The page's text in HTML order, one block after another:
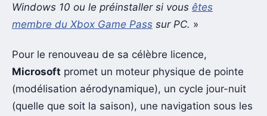
Windows 10 ou le préinstaller si vous êtes
membre du Xbox Game Pass sur PC. »
Pour le renouveau de sa célèbre licence,
Microsoft promet un moteur physique de pointe
(modélisation aérodynamique), un cycle jour-nuit
(quelle que soit la saison), une navigation sous les